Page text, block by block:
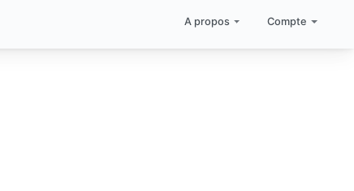
A propos Compte